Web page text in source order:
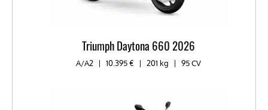
Triumph Daytona 660 2026
A/A2 | 10.395 € | 201 kg | 95 CV